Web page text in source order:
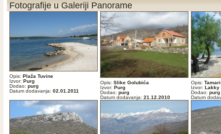
Fotografije u Galeriji Panorame
Opis: Plaža Tuvine
Izvor: Purg
Dodao: purg
Datum dodavanja: 02.01.2011
Opis: Slike Golubića
Izvor: Purg
Dodao: purg
Datum dodavanja: 21.12.2010
Opis:
Izvor: Lakky
Dodao: purg
Datum